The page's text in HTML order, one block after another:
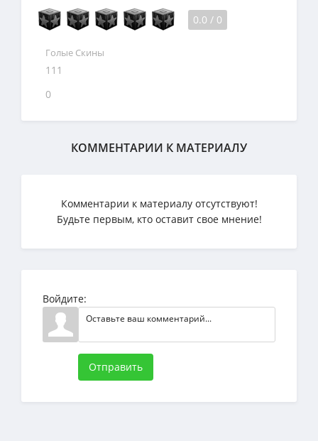
0.0 / 0
Голые Скины
111
0
КОММЕНТАРИИ К МАТЕРИАЛУ
Комментарии к материалу отсутствуют!
Будьте первым, кто оставит свое мнение!
Войдите:
Отправить